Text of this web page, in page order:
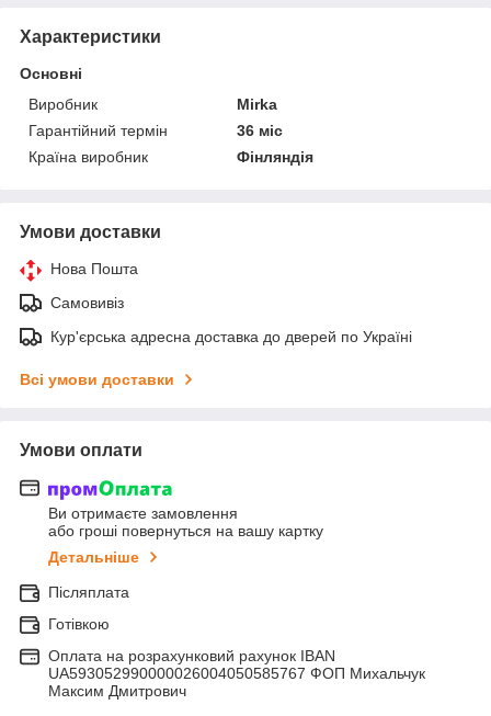
Характеристики
Основні
Виробник
Mirka
Гарантійний термін
36 міс
Країна виробник
Фінляндія
Умови доставки
Нова Пошта
Самовивіз
Кур'єрська адресна доставка до дверей по Україні
Всі умови доставки
Умови оплати
Ви отримаєте замовлення
або гроші повернуться на вашу картку
Детальніше
Післяплата
Готівкою
Оплата на розрахунковий рахунок IBAN
UA593052990000026004050585767 ФОП Михальчук
Максим Дмитрович